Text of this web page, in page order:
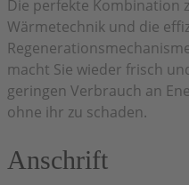
Die perfekte Kombination
Wärmetechnik und die
macht Sie wieder frisch
geringen Verbrauch an
ohne ihr zu schaden.
Anschrift